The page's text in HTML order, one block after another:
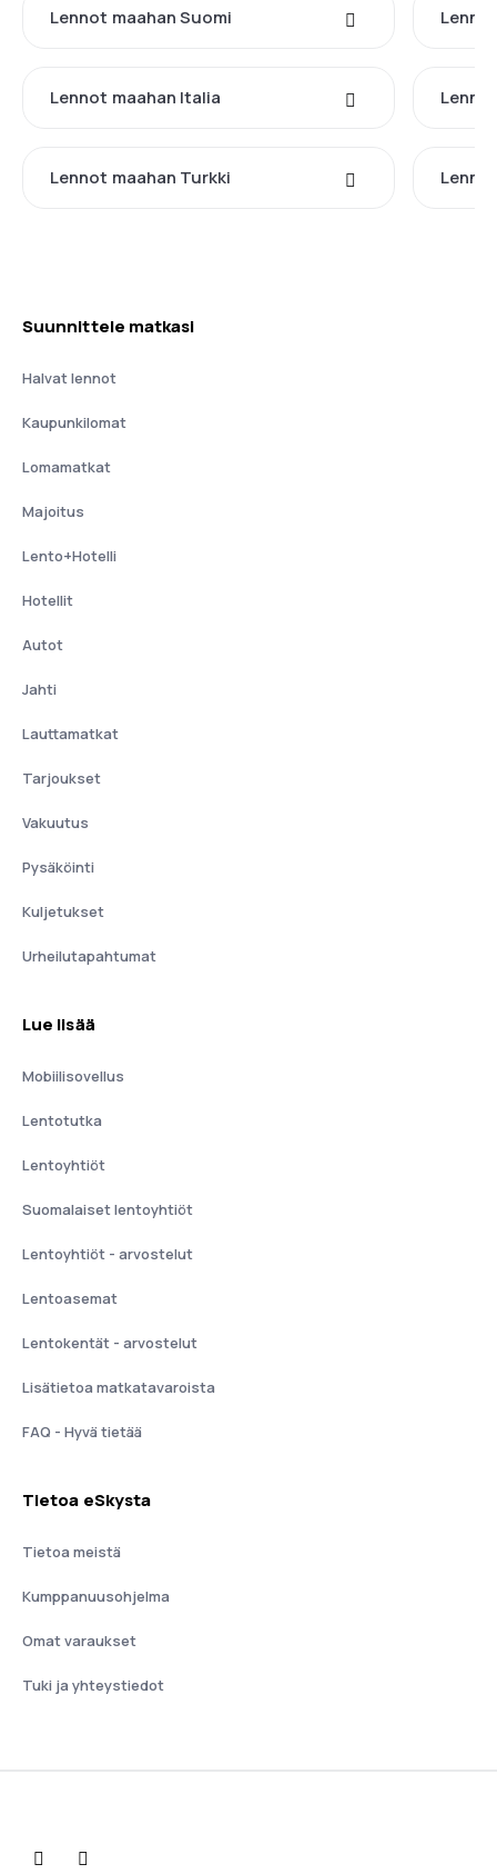
Lennot maahan Suomi
Lennot maahan Italia
Lennot maahan Turkki
Suunnittele matkasi
Halvat lennot
Kaupunkilomat
Lomamatkat
Majoitus
Lento+Hotelli
Hotellit
Autot
Jahti
Lauttamatkat
Tarjoukset
Vakuutus
Pysäköinti
Kuljetukset
Urheilutapahtumat
Lue lisää
Mobiilisovellus
Lentotutka
Lentoyhtiöt
Suomalaiset lentoyhtiöt
Lentoyhtiöt - arvostelut
Lentoasemat
Lentokentät - arvostelut
Lisätietoa matkatavaroista
FAQ - Hyvä tietää
Tietoa eSkysta
Tietoa meistä
Kumppanuusohjelma
Omat varaukset
Tuki ja yhteystiedot